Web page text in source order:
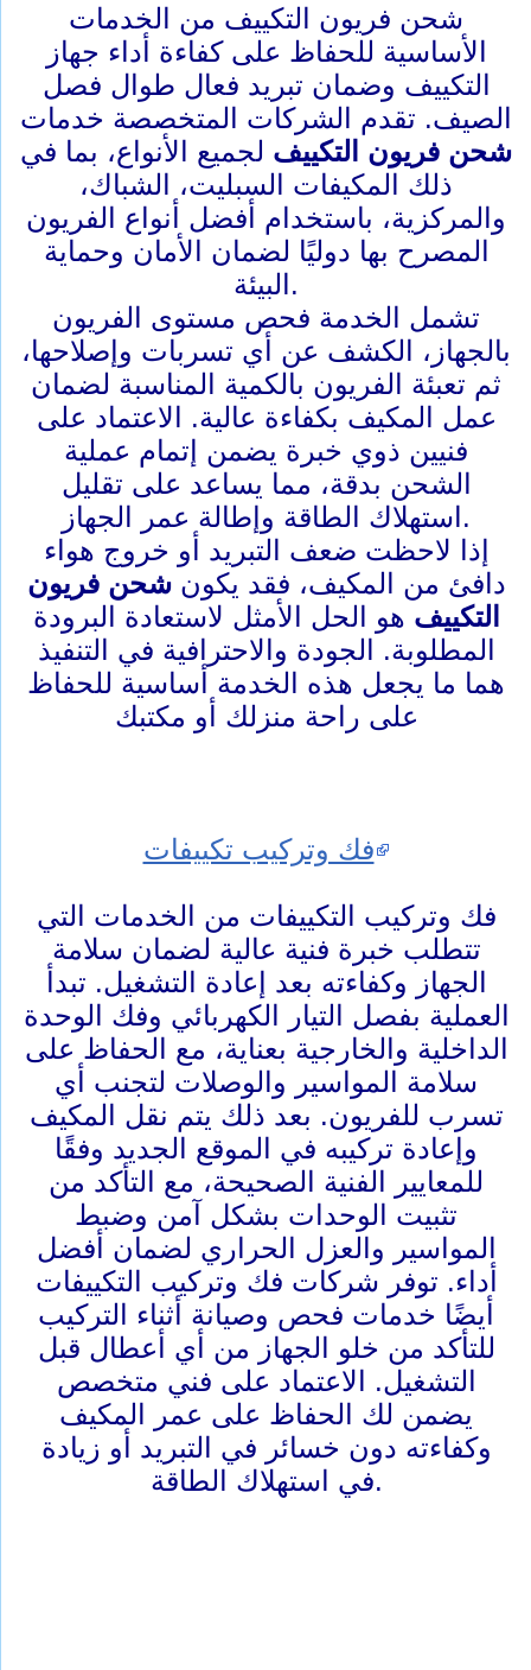
شحن فريون التكييف من الخدمات
الأساسية للحفاظ على كفاءة أداء جهاز
التكييف وضمان تبريد فعال طوال فصل
الصيف. تقدم الشركات المتخصصة خدمات
شحن فريون التكييف لجميع الأنواع، بما في
ذلك المكيفات السبليت، الشباك،
والمركزية، باستخدام أفضل أنواع الفريون
المصرح بها دوليًا لضمان الأمان وحماية
البيئة.
تشمل الخدمة فحص مستوى الفريون
بالجهاز، الكشف عن أي تسربات وإصلاحها،
ثم تعبئة الفريون بالكمية المناسبة لضمان
عمل المكيف بكفاءة عالية. الاعتماد على
فنيين ذوي خبرة يضمن إتمام عملية
الشحن بدقة، مما يساعد على تقليل
استهلاك الطاقة وإطالة عمر الجهاز.
إذا لاحظت ضعف التبريد أو خروج هواء
دافئ من المكيف، فقد يكونشحن فريون
التكييف هو الحل الأمثل لاستعادة البرودة
المطلوبة. الجودة والاحترافية في التنفيذ
هما ما يجعل هذه الخدمة أساسية للحفاظ
على راحة منزلك أو مكتبك
فك وتركيب تكييفات
فك وتركيب التكييفات من الخدمات التي
تتطلب خبرة فنية عالية لضمان سلامة
الجهاز وكفاءته بعد إعادة التشغيل. تبدأ
العملية بفصل التيار الكهربائي وفك الوحدة
الداخلية والخارجية بعناية، مع الحفاظ على
سلامة المواسير والوصلات لتجنب أي
تسرب للفريون. بعد ذلك يتم نقل المكيف
وإعادة تركيبه في الموقع الجديد وفقًا
للمعايير الفنية الصحيحة، مع التأكد من
تثبيت الوحدات بشكل آمن وضبط
المواسير والعزل الحراري لضمان أفضل
أداء. توفر شركات فك وتركيب التكييفات
أيضًا خدمات فحص وصيانة أثناء التركيب
للتأكد من خلو الجهاز من أي أعطال قبل
التشغيل. الاعتماد على فني متخصص
يضمن لك الحفاظ على عمر المكيف
وكفاءته دون خسائر في التبريد أو زيادة
في استهلاك الطاقة.